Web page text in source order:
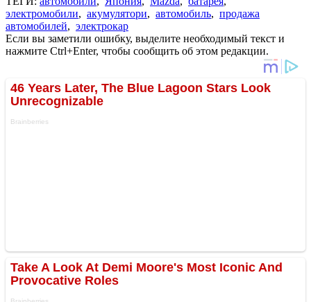
электромобили, акумулятори, автомобиль, продажа
автомобилей, электрокар
Если вы заметили ошибку, выделите необходимый текст и
нажмите Ctrl+Enter, чтобы сообщить об этом редакции.